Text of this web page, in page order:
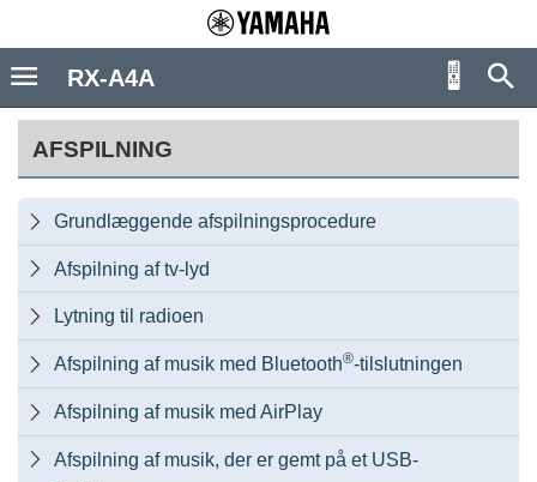
AFSPILNING
 Grundlæggende afspilningsprocedure
 Afspilning af tv-lyd
 Lytning til radioen
 Afspilning af musik med Bluetooth®-tilslutningen
 Afspilning af musik med AirPlay

Afspilning af musik, der er gemt på et USB-
RX-A4A